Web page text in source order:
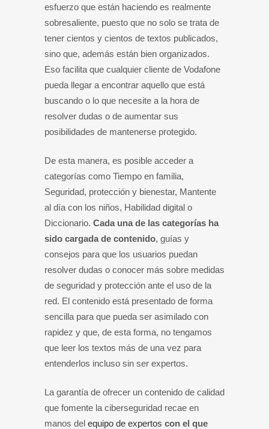
esfuerzo que están haciendo es realmente
sobresaliente, puesto que no solo se trata de
tener cientos y cientos de textos publicados,
sino que, además están bien organizados.
Eso facilita que cualquier cliente de Vodafone
pueda llegar a encontrar aquello que está
buscando o lo que necesite a la hora de
resolver dudas o de aumentar sus
posibilidades de mantenerse protegido.
De esta manera, es posible acceder a
categorías como Tiempo en familia,
Seguridad, protección y bienestar, Mantente
al día con los niños, Habilidad digital o
Diccionario. Cada una de las categorías ha
sido cargada de contenido, guías y
consejos para que los usuarios puedan
resolver dudas o conocer más sobre medidas
de seguridad y protección ante el uso de la
red. El contenido está presentado de forma
sencilla para que pueda ser asimilado con
rapidez y que, de esta forma, no tengamos
que leer los textos más de una vez para
entenderlos incluso sin ser expertos.
La garantía de ofrecer un contenido de calidad
que fomente la ciberseguridad recae en
manos del equipo de expertos con el que